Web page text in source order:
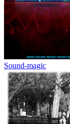
Sound-magic